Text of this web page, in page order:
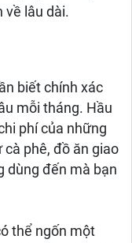
về lâu dài.
biết chính xác
mỗi tháng. Hầu
phí của những
phê, đồ ăn giao
dùng đến mà bạn
thể ngốn một